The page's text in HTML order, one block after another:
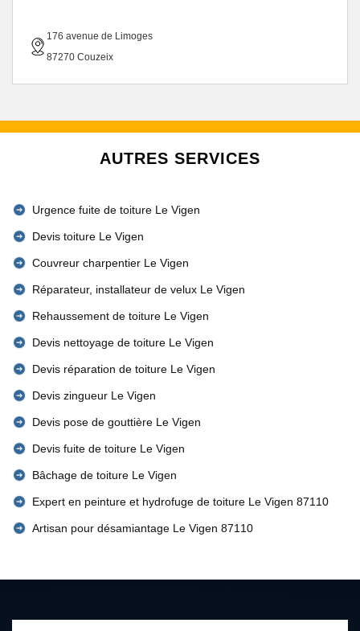
176 avenue de Limoges
87270 Couzeix
AUTRES SERVICES
Urgence fuite de toiture Le Vigen
Devis toiture Le Vigen
Couvreur charpentier Le Vigen
Réparateur, installateur de velux Le Vigen
Rehaussement de toiture Le Vigen
Devis nettoyage de toiture Le Vigen
Devis réparation de toiture Le Vigen
Devis zingueur Le Vigen
Devis pose de gouttière Le Vigen
Devis fuite de toiture Le Vigen
Bâchage de toiture Le Vigen
Expert en peinture et hydrofuge de toiture Le Vigen 87110
Artisan pour désamiantage Le Vigen 87110